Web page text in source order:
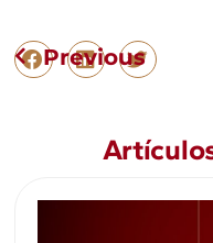
Previous